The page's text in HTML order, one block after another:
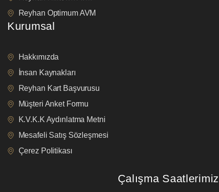
Reyhan Optimum AVM
Kurumsal
Hakkımızda
İnsan Kaynakları
Reyhan Kart Başvurusu
Müşteri Anket Formu
K.V.K.K Aydınlatma Metni
Mesafeli Satış Sözleşmesi
Çerez Politikası
Çalışma Saatlerimiz